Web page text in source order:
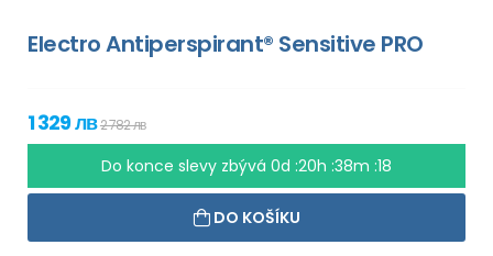
Electro Antiperspirant® Sensitive PRO
1 329 лв2 782 лв
Do konce slevy zbývá 0d :20h :38m :17
DO KOŠÍKU